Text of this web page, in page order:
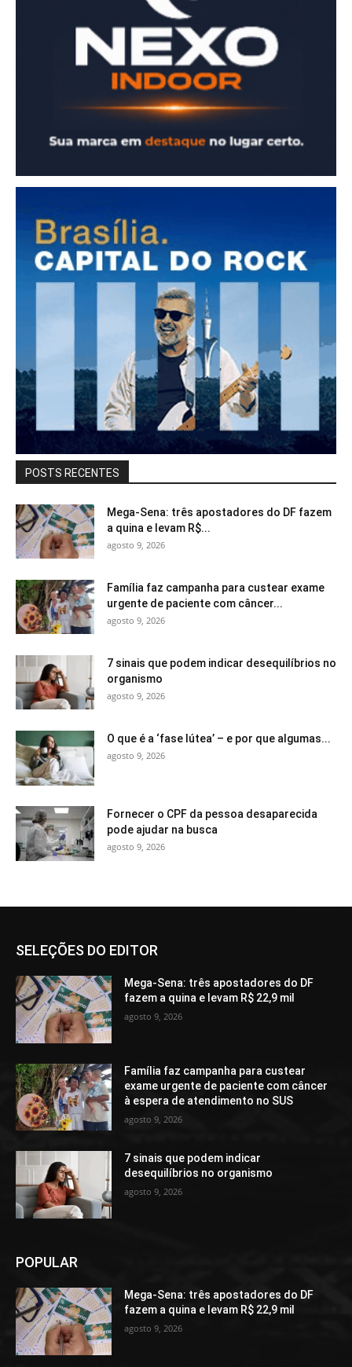
POSTS RECENTES
Mega-Sena: três apostadores do DF fazem
a quina e levam R$...
agosto 9, 2026
Família faz campanha para custear exame
urgente de paciente com câncer...
agosto 9, 2026
7 sinais que podem indicar desequilíbrios no
organismo
agosto 9, 2026
O que é a ‘fase lútea’ – e por que algumas...
agosto 9, 2026
Fornecer o CPF da pessoa desaparecida
pode ajudar na busca
agosto 9, 2026
SELEÇÕES DO EDITOR
Mega-Sena: três apostadores do DF
fazem a quina e levam R$ 22,9 mil
agosto 9, 2026
Família faz campanha para custear
exame urgente de paciente com câncer
à espera de atendimento no SUS
agosto 9, 2026
7 sinais que podem indicar
desequilíbrios no organismo
agosto 9, 2026
POPULAR
Mega-Sena: três apostadores do DF
fazem a quina e levam R$ 22,9 mil
agosto 9, 2026